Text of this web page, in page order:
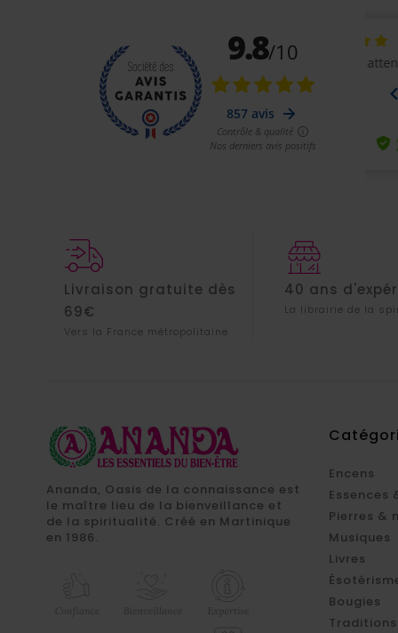
Livraison gratuite dès
69€
Vers la France métropolitaine
40 ans
La librairie de la
Ananda, Oasis de la connaissance est
le maître lieu de la bienveillance et
de la spiritualité. Créé en Martinique
en 1986.
Encens
Essences
Pierres &
Musiques
Livres
Bougies
Traditions